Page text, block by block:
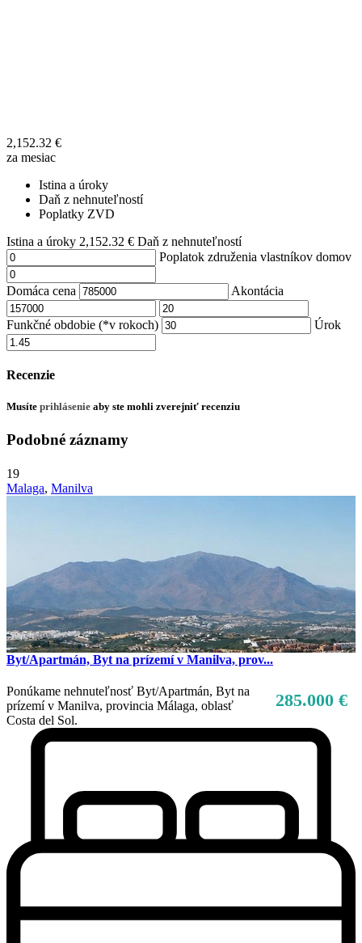
2,152.32 €
za mesiac
Istina a úroky
Daň z nehnuteľností
Poplatky ZVD
Istina a úroky 2,152.32 € Daň z nehnuteľností
Poplatok združenia vlastníkov domov
Domáca cena Akontácia
Funkčné obdobie (*v rokoch) Úrok
Recenzie
Musíte prihlásenie aby ste mohli zverejniť recenziu
Podobné záznamy
19
Malaga, Manilva
Byt/Apartmán, Byt na prízemí v Manilva, prov...
285.000 €
Ponúkame nehnuteľnosť Byt/Apartmán, Byt na
prízemí v Manilva, provincia Málaga, oblasť
Costa del Sol.